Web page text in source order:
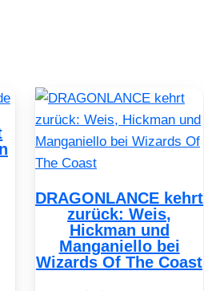
DRAGONLANCE kehrt
zurück: Weis,
Hickman und
Manganiello bei
Wizards Of The Coast